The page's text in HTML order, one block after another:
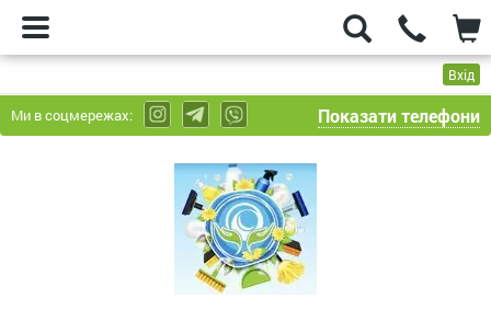
Вхід
Ми в соцмережах: Показати телефони